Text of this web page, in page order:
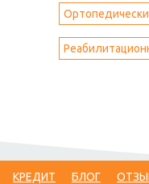
КРЕДИТ БЛОГ